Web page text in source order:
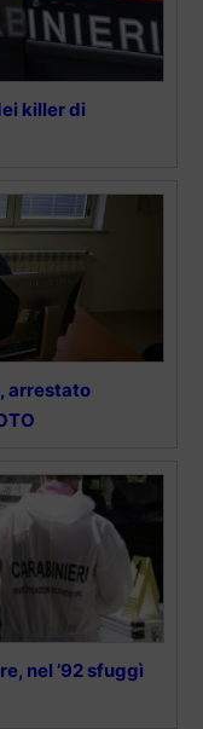
killer di
arrestato
nel ’92 sfuggì